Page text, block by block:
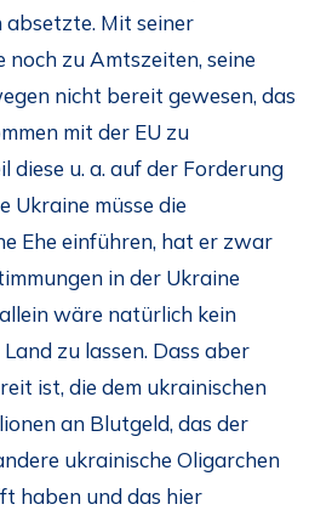
Mit seiner
noch zu Amtszeiten, seine
nicht bereit gewesen, das
mit der EU zu
diese u. a. auf der Forderung
Ukraine müsse die
Ehe einführen, hat er zwar
in der Ukraine
wäre natürlich kein
zu lassen. Dass aber
ist, die dem ukrainischen
an Blutgeld, das der
ukrainische Oligarchen
haben und das hier